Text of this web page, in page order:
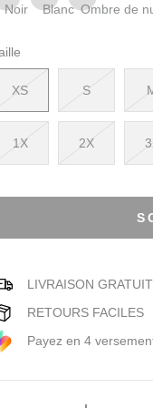
XS S
1X 2X
Noir Blanc Ombre de
LIVRAISON
RETOURS FACILES
Payez en 4